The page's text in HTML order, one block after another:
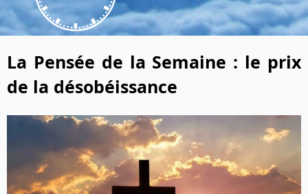
La Pensée de la Semaine : le prix
de la désobéissance